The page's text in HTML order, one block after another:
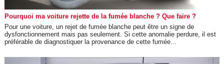
Pourquoi ma voiture rejette de la fumée blanche ? Que faire ?
Pour une voiture, un rejet de fumée blanche peut être un signe de
dysfonctionnement mais pas seulement. Si cette anomalie perdure, il est
préférable de diagnostiquer la provenance de cette fumée...